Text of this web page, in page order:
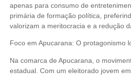
apenas para consumo de
primária de formação política,
valorizam a meritocracia e a redução
Foco em Apucarana: O protagonismo
Na comarca de Apucarana, o
estadual. Com um eleitorado jovem